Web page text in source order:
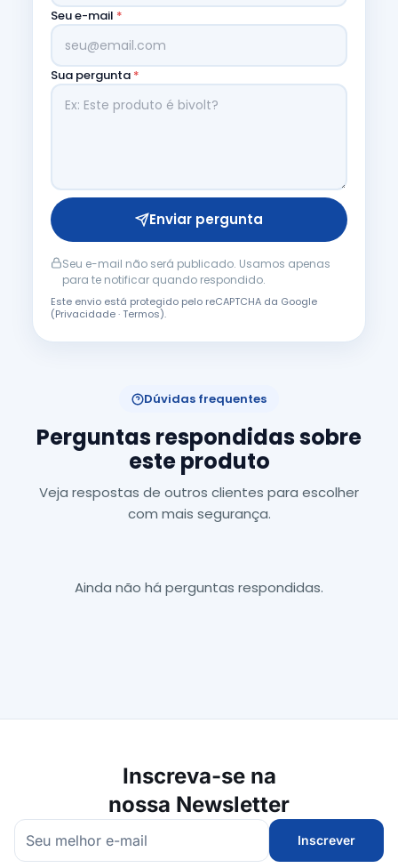
Seu e-mail *
Sua pergunta *
Enviar pergunta
Seu e-mail não será publicado. Usamos apenas
para te notificar quando respondido.
Este envio está protegido pelo reCAPTCHA da Google
(Privacidade·Termos).
Dúvidas frequentes
Perguntas respondidas sobre
este produto
Veja respostas de outros clientes para escolher
com mais segurança.
Ainda não há perguntas respondidas.
Inscreva-se na
nossa Newsletter
Inscrever